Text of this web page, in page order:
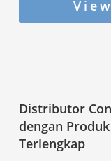
Distributor
dengan
Terlengkap